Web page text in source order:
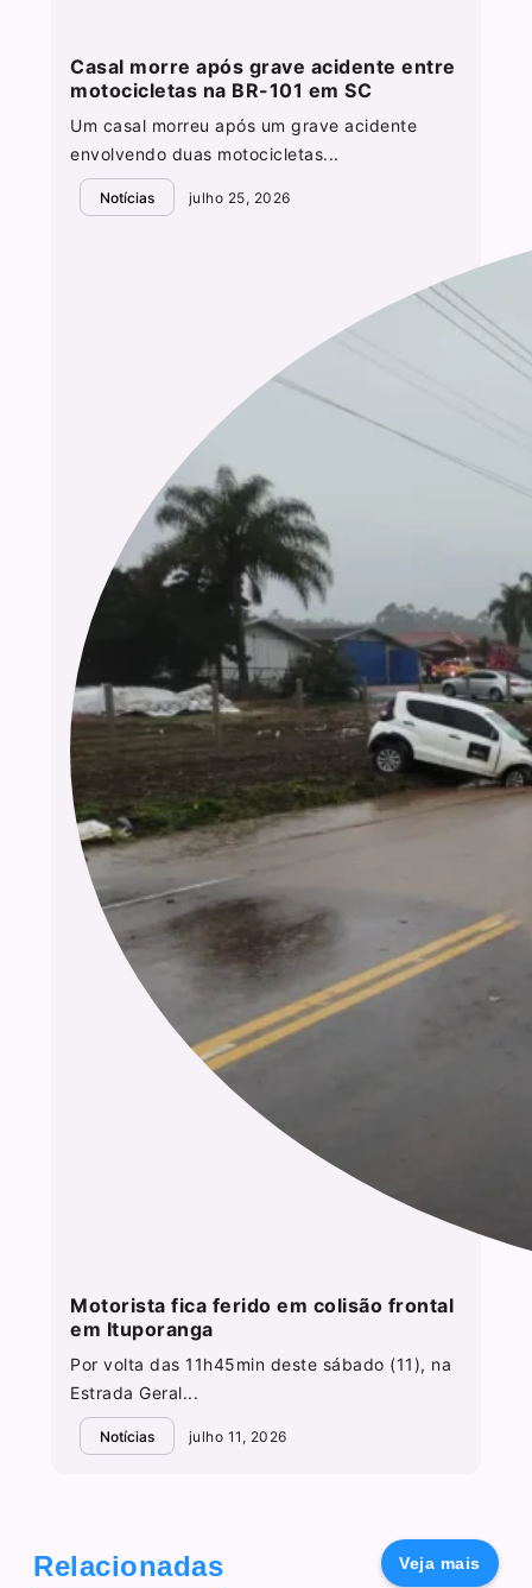
Casal morre após grave acidente entre
motocicletas na BR-101 em SC
Um casal morreu após um grave acidente
envolvendo duas motocicletas...
Notícias julho 25, 2026
Motorista fica ferido em colisão frontal
em Ituporanga
Por volta das 11h45min deste sábado (11), na
Estrada Geral...
Notícias julho 11, 2026
Relacionadas Veja mais